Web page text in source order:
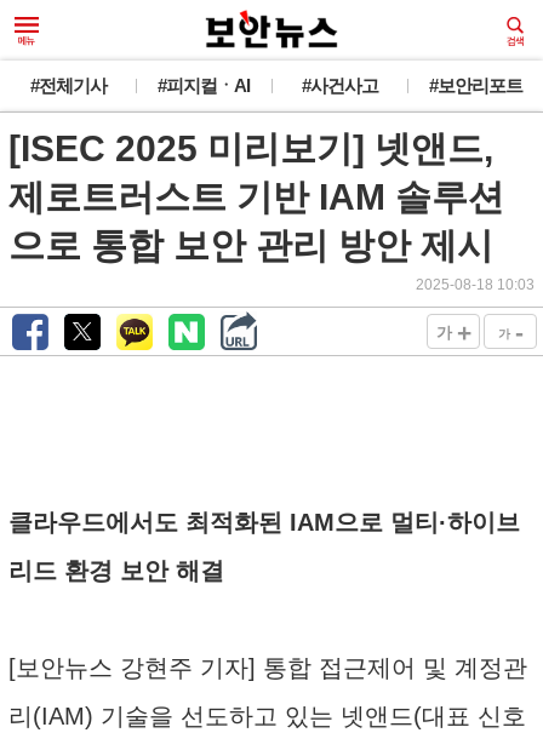
#전체기사 #피지컬ㆍAI #사건사고 #보안리포트
[ISEC 2025 미리보기] 넷앤드,
제로트러스트 기반 IAM 솔루션
으로 통합 보안 관리 방안 제시
2025-08-18 10:03
가 + 가 -
클라우드에서도 최적화된 IAM으로 멀티·하이브
리드 환경 보안 해결
[보안뉴스 강현주 기자] 통합 접근제어 및 계정관
리(IAM) 기술을 선도하고 있는 넷앤드(대표 신호